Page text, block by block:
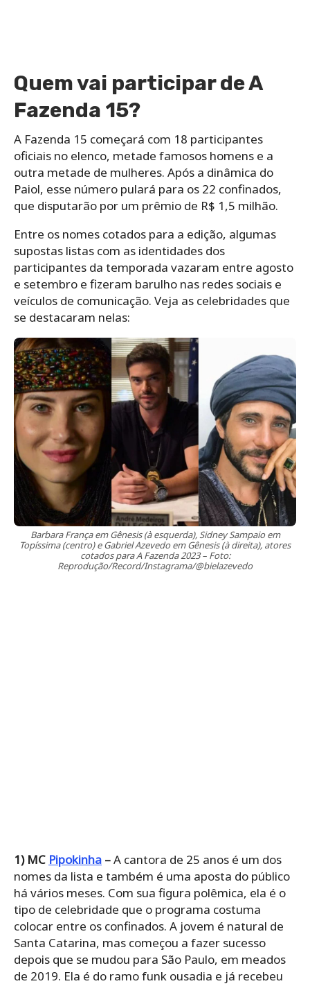
Quem vai participar de A
Fazenda 15?
A Fazenda 15 começará com 18 participantes
oficiais no elenco, metade famosos homens e a
outra metade de mulheres. Após a dinâmica do
Paiol, esse número pulará para os 22 confinados,
que disputarão por um prêmio de R$ 1,5 milhão.
Entre os nomes cotados para a edição, algumas
supostas listas com as identidades dos
participantes da temporada vazaram entre agosto
e setembro e fizeram barulho nas redes sociais e
veículos de comunicação. Veja as celebridades que
se destacaram nelas:
Barbara França em Gênesis (à esquerda), Sidney Sampaio em
Topíssima (centro) e Gabriel Azevedo em Gênesis (à direita), atores
cotados para A Fazenda 2023 – Foto:
Reprodução/Record/Instagrama/@bielazevedo
1) MC Pipokinha –A cantora de 25 anos é um dos
nomes da lista e também é uma aposta do público
há vários meses. Com sua figura polêmica, ela é o
tipo de celebridade que o programa costuma
colocar entre os confinados. A jovem é natural de
Santa Catarina, mas começou a fazer sucesso
depois que se mudou para São Paulo, em meados
de 2019. Ela é do ramo funk ousadia e já recebeu